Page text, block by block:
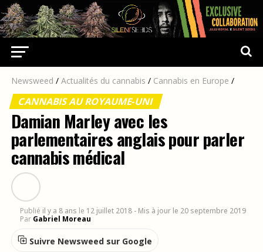
Newsweed / Actualités du cannabis / Cannabis en Europe /
CANNABIS AU ROYAUME-UNI
Damian Marley avec les
parlementaires anglais pour parler
cannabis médical
Publié il y a 8 ans le 12 juillet 2018 - Mis à jour le 20 septembre 2019
Par Gabriel Moreau
Suivre Newsweed sur Google